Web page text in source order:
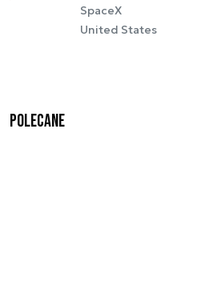
SpaceX
United States
Polecane